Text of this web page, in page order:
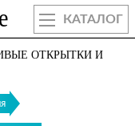
КАТАЛОГ
ОТКРЫТКИ И